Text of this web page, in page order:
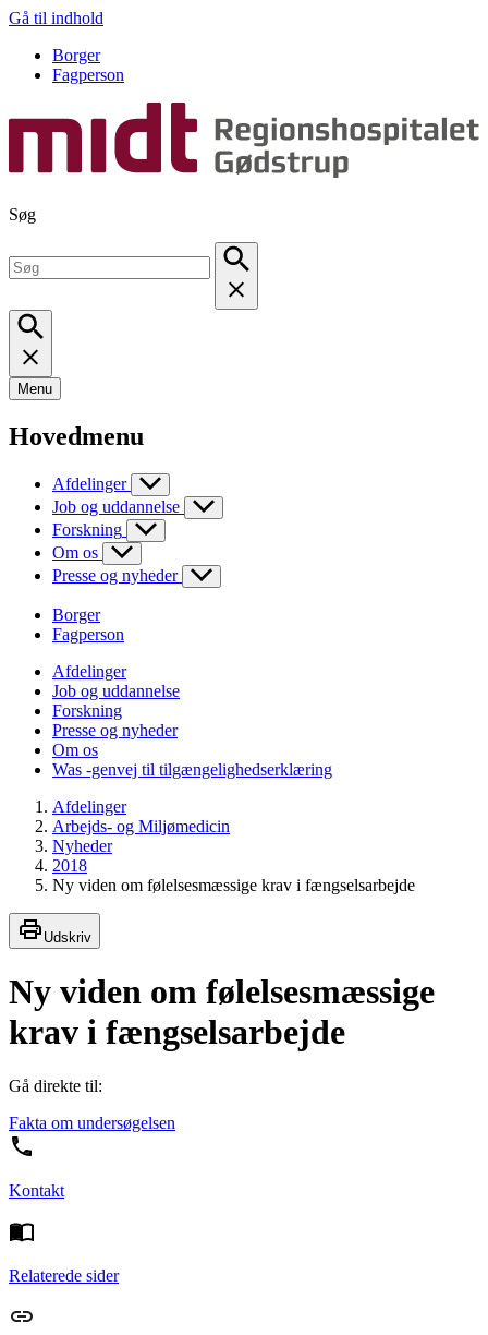
Gå til indhold
Borger
Fagperson
Søg
Menu
Hovedmenu
Afdelinger
Job og uddannelse
Forskning
Om os
Presse og nyheder
Borger
Fagperson
Afdelinger
Job og uddannelse
Forskning
Presse og nyheder
Om os
Was -genvej til tilgængelighedserklæring
Afdelinger
Arbejds- og Miljømedicin
Nyheder
2018
Ny viden om følelsesmæssige krav i fængselsarbejde
Udskriv
Ny viden om følelsesmæssige
krav i fængselsarbejde
Gå direkte til:
Fakta om undersøgelsen
Kontakt
Relaterede sider